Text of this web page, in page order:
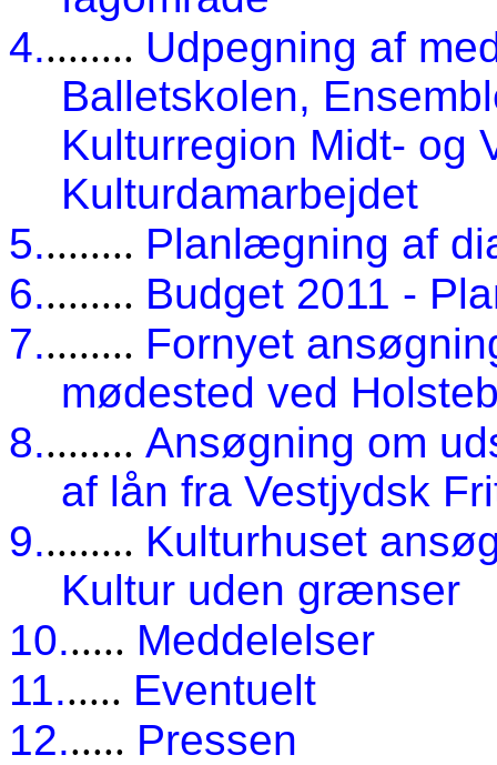
4......... Udpegning af
Balletskolen,
Kulturregion Midt- og
Kulturdamarbejdet
5......... Planlægning af
6......... Budget 2011 -
7......... Fornyet
mødested ved
8......... Ansøgning om
af lån fra Vestjydsk
9......... Kulturhuset
Kultur uden grænser
10...... Meddelelser
11...... Eventuelt
12...... Pressen